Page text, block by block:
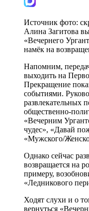
Источник фото:
Алина Загитова
«Вечернего
намёк на
Напомним,
выходить на
Прекращение
событиями.
развлекательных
общественно-
«Вечерним
чудес», «Давай
«Мужского/
Однако сейчас
возвращается на
примеру,
«Ледникового
Ходят слухи и о
вернуться